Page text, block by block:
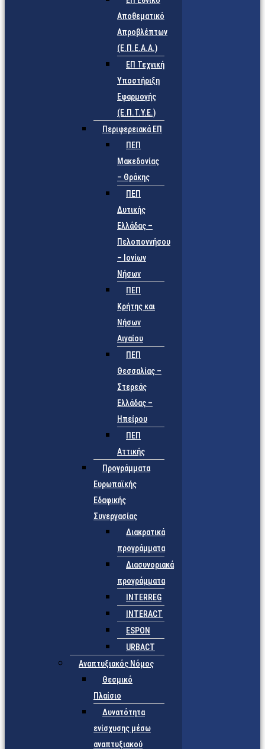
Αποθεματικό
Απροβλέπτων
(Ε.Π.Ε.Α.Α.)
ΕΠ Τεχνική
Υποστήριξη
Εφαρμογής
(Ε.Π.Τ.Υ.Ε.)
Περιφερειακά ΕΠ
ΠΕΠ
Μακεδονίας
– Θράκης
ΠΕΠ
Δυτικής
Ελλάδας –
Πελοποννήσου
– Ιονίων
Νήσων
ΠΕΠ
Κρήτης και
Νήσων
Αιγαίου
ΠΕΠ
Θεσσαλίας –
Στερεάς
Ελλάδας –
Ηπείρου
ΠΕΠ
Αττικής
Προγράμματα
Ευρωπαϊκής
Εδαφικής
Συνεργασίας
Διακρατικά
προγράμματα
Διασυνοριακά
προγράμματα
INTERREG
INTERACT
ESPON
URBACT
Αναπτυξιακός Νόμος
Θεσμικό
Πλαίσιο
Δυνατότητα
ενίσχυσης μέσω
αναπτυξιακού